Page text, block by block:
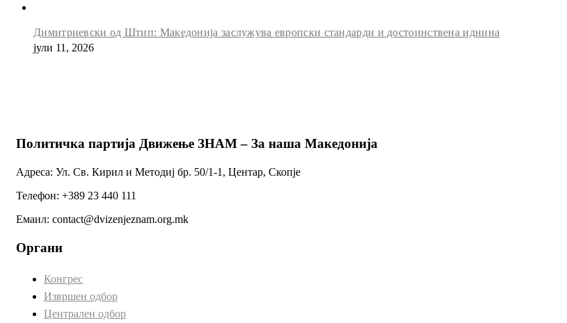
Димитриевски од Штип: Македонија заслужува европски стандарди и достоинствена иднина
јули 11, 2026
Политичка партија Движење ЗНАМ – За наша Македонија
Адреса: Ул. Св. Кирил и Методиј бр. 50/1-1, Центар, Скопје
Телефон: +389 23 440 111
Емаил: contact@dvizenjeznam.org.mk
Органи
Конгрес
Извршен одбор
Централен одбор